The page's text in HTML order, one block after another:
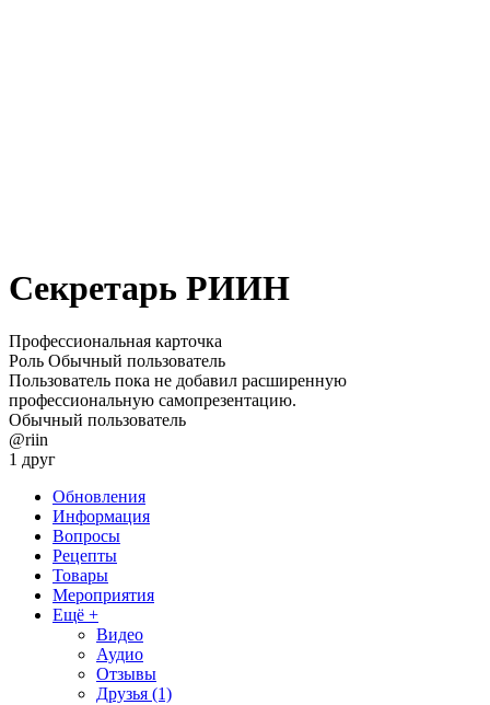
Секретарь РИИН
Профессиональная карточка
Роль Обычный пользователь
Пользователь пока не добавил расширенную
профессиональную самопрезентацию.
Обычный пользователь
@riin
1 друг
Обновления
Информация
Вопросы
Рецепты
Товары
Мероприятия
Ещё +
Видео
Аудио
Отзывы
Друзья (1)